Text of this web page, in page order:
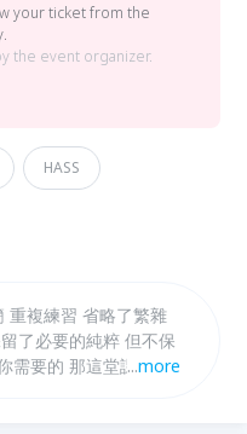
your ticket from the
the event organizer.
HASS
重複練習 省略了繁雜
了必要的純粹 但不保
需要的 那這堂課 你務
...more